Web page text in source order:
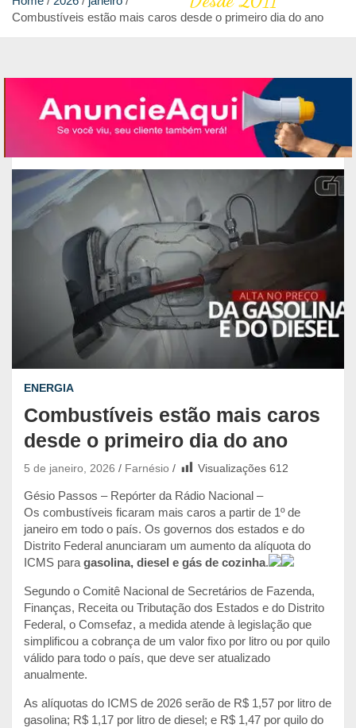
Combustíveis estão mais caros desde o primeiro dia do ano
ENERGIA
Combustíveis estão mais caros
desde o primeiro dia do ano
5 de janeiro, 2026 Farnésio Visualizações 612
Gésio Passos – Repórter da Rádio Nacional –
Os combustíveis ficaram mais caros a partir de 1º de
janeiro em todo o país. Os governos dos estados e do
Distrito Federal anunciaram um aumento da alíquota do
ICMS para gasolina, diesel e gás de cozinha.
Segundo o Comitê Nacional de Secretários de Fazenda,
Finanças, Receita ou Tributação dos Estados e do Distrito
Federal, o Comsefaz, a medida atende à legislação que
simplificou a cobrança de um valor fixo por litro ou por quilo
válido para todo o país, que deve ser atualizado
anualmente.
As alíquotas do ICMS de 2026 serão de R$ 1,57 por litro de
gasolina; R$ 1,17 por litro de diesel; e R$ 1,47 por quilo do